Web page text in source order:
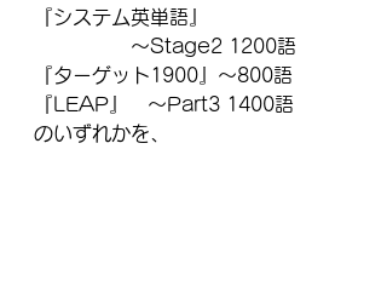
『システム英単語』
～Stage2 1200語
『ターゲット1900』～800語
『LEAP』　～Part3 1400語
のいずれかを、